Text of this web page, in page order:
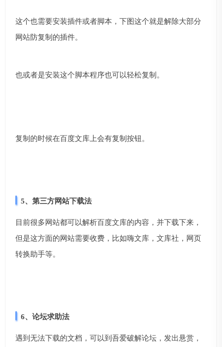
这个也需要安装插件或者脚本，下图这个就是解除大部分
网站防复制的插件。
也或者是安装这个脚本程序也可以轻松复制。
复制的时候在百度文库上会有复制按钮。
5、第三方网站下载法
目前很多网站都可以解析百度文库的内容，并下载下来，
但是这方面的网站需要收费，比如嗨文库，文库社，网页
转换助手等。
6、论坛求助法
遇到无法下载的文档，可以到吾爱破解论坛，发出悬赏，